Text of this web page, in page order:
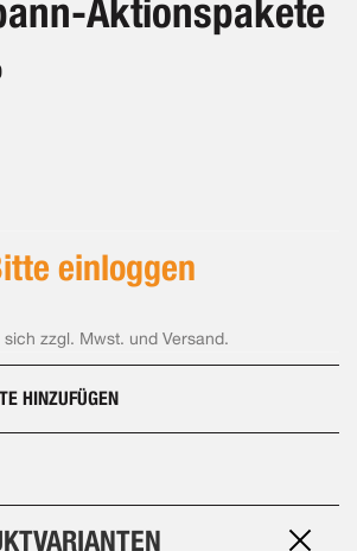
Aktionspakete
einloggen
zzgl. Mwst. und Versand.
HINZUFÜGEN